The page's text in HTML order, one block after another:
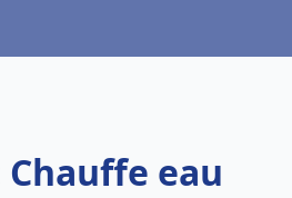
Chauffe eau